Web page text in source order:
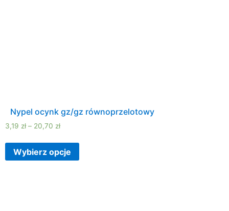
Nypel ocynk gz/gz równoprzelotowy
3,19 zł – 20,70 zł
Wybierz opcje